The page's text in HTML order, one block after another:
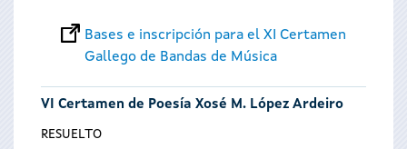
Bases e inscripción para el XI Certamen
Gallego de Bandas de Música
VI Certamen de Poesía Xosé M. López Ardeiro
RESUELTO